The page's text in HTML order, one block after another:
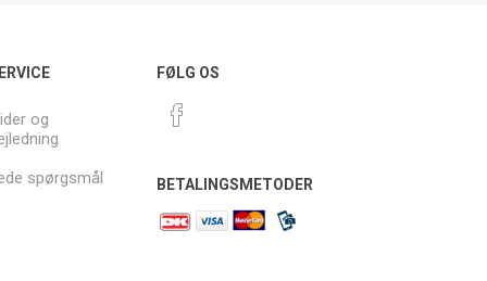
og
spørgsmål
FØLG OS
BETALINGSMETODER